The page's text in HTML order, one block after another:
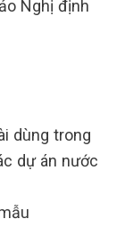
Nghị định
dùng trong
dự án nước